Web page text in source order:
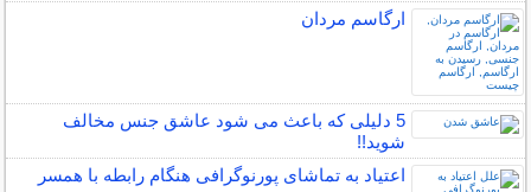
ارگاسم مردان
5 دلیلی که باعث می شود عاشق جنس مخالف
شوید!!
اعتیاد به تماشای پورنوگرافی هنگام رابطه با همسر